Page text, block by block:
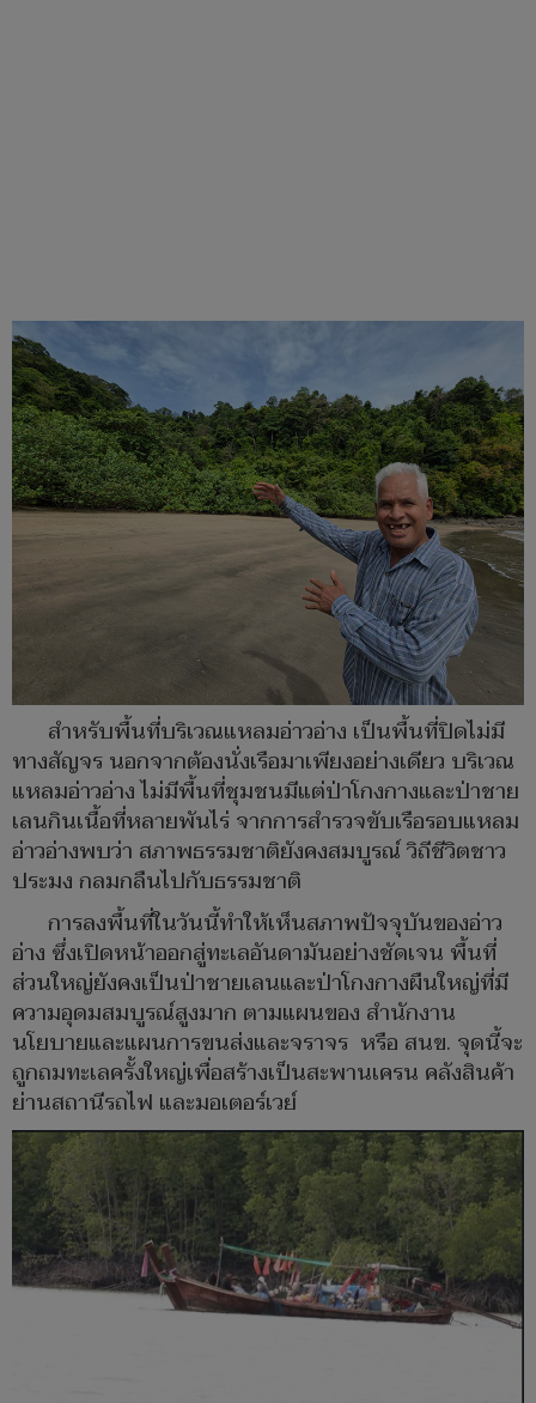
สำหรับพื้นที่บริเวณแหลมอ่าวอ่าง เป็นพื้นที่ปิดไม่มี
ทางสัญจร นอกจากต้องนั่งเรือมาเพียงอย่างเดียว บริเวณ
แหลมอ่าวอ่าง ไม่มีพื้นที่ชุมชนมีแต่ป่าโกงกางและป่าชาย
เลนกินเนื้อที่หลายพันไร่ จากการสำรวจขับเรือรอบแหลม
อ่าวอ่างพบว่า สภาพธรรมชาติยังคงสมบูรณ์ วิถีชีวิตชาว
ประมง กลมกลืนไปกับธรรมชาติ
การลงพื้นที่ในวันนี้ทำให้เห็นสภาพปัจจุบันของอ่าว
อ่าง ซึ่งเปิดหน้าออกสู่ทะเลอันดามันอย่างชัดเจน พื้นที่
ส่วนใหญ่ยังคงเป็นป่าชายเลนและป่าโกงกางผืนใหญ่ที่มี
ความอุดมสมบูรณ์สูงมาก ตามแผนของ สำนักงาน
นโยบายและแผนการขนส่งและจราจร หรือ สนข. จุดนี้จะ
ถูกถมทะเลครั้งใหญ่เพื่อสร้างเป็นสะพานเครน คลังสินค้า
ย่านสถานีรถไฟ และมอเตอร์เวย์